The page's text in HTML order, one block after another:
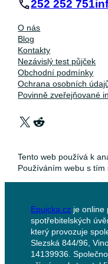
252 252 751
O nás
Blog
Kontakty
Nezávislý test půjček
Obchodní podmínky
Ochrana osobních
Povinně zveřejňované
X Reddit
Tento web používá k
Používáním webu s tím
Epujcka.cz je online
spotřebitelských
který provozuje
Slezská 844/96,
14139936.